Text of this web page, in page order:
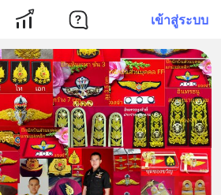
เข้าสู่ระบบ